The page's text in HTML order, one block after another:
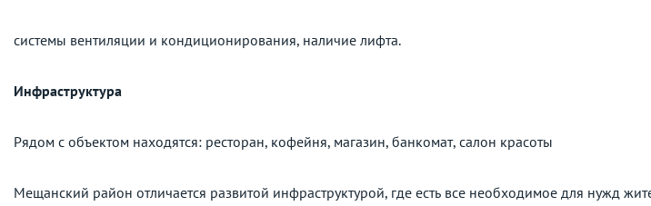
системы вентиляции и кондиционирования, наличие лифта.
Инфраструктура
Рядом с объектом находятся: ресторан, кофейня, магазин, банкомат, салон красоты
Мещанский район отличается развитой инфраструктурой, где есть все необходимое для нужд